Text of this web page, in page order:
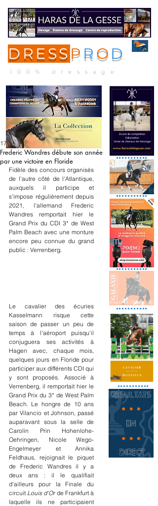
DRESS P R O D
100% dressage
Frederic Wandres débute son année
par une victoire en Floride
17 janv.
Fidèle des concours organisés
de l'autre côté de l'Atlantique,
auxquels il participe et
s'impose régulièrement depuis
2021, l'allemand Frederic
Wandres remportait hier le
Grand Prix du CDI 3* de West
Palm Beach avec une monture
encore peu connue du grand
public : Verrenberg.
Le cavalier des écuries
Kasselmann risque cette
saison de passer un peu de
temps à l'aéroport puisqu'il
conjuguera ses activités à
Hagen avec, chaque mois,
quelques jours en Floride pour
participer aux différents CDI qui
y sont proposés. Associé à
Verrenberg, il remportait hier le
Grand Prix du 3* de West Palm
Beach. Le hongre de 10 ans
par Vilancio et Johnson, passé
auparavant sous la selle de
Carolin Prin Hohenlohe-
Oehringen, Nicole Wego-
Engelmeyer et Annika
Feldhaus, rejoignait le piquet
de Frederic Wandres il y a
deux ans : il le qualifiait
d'ailleurs pour la Finale du
circuit Louis d'Or de Frankfurt à
laquelle ils ne participaient